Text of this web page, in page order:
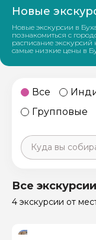
Новые
Новые экскурсии в
познакомиться с
расписание экскурсий
самые низкие цены в
Все
Групповые
Санкт-
Все экскурсии
4 экскурсии от